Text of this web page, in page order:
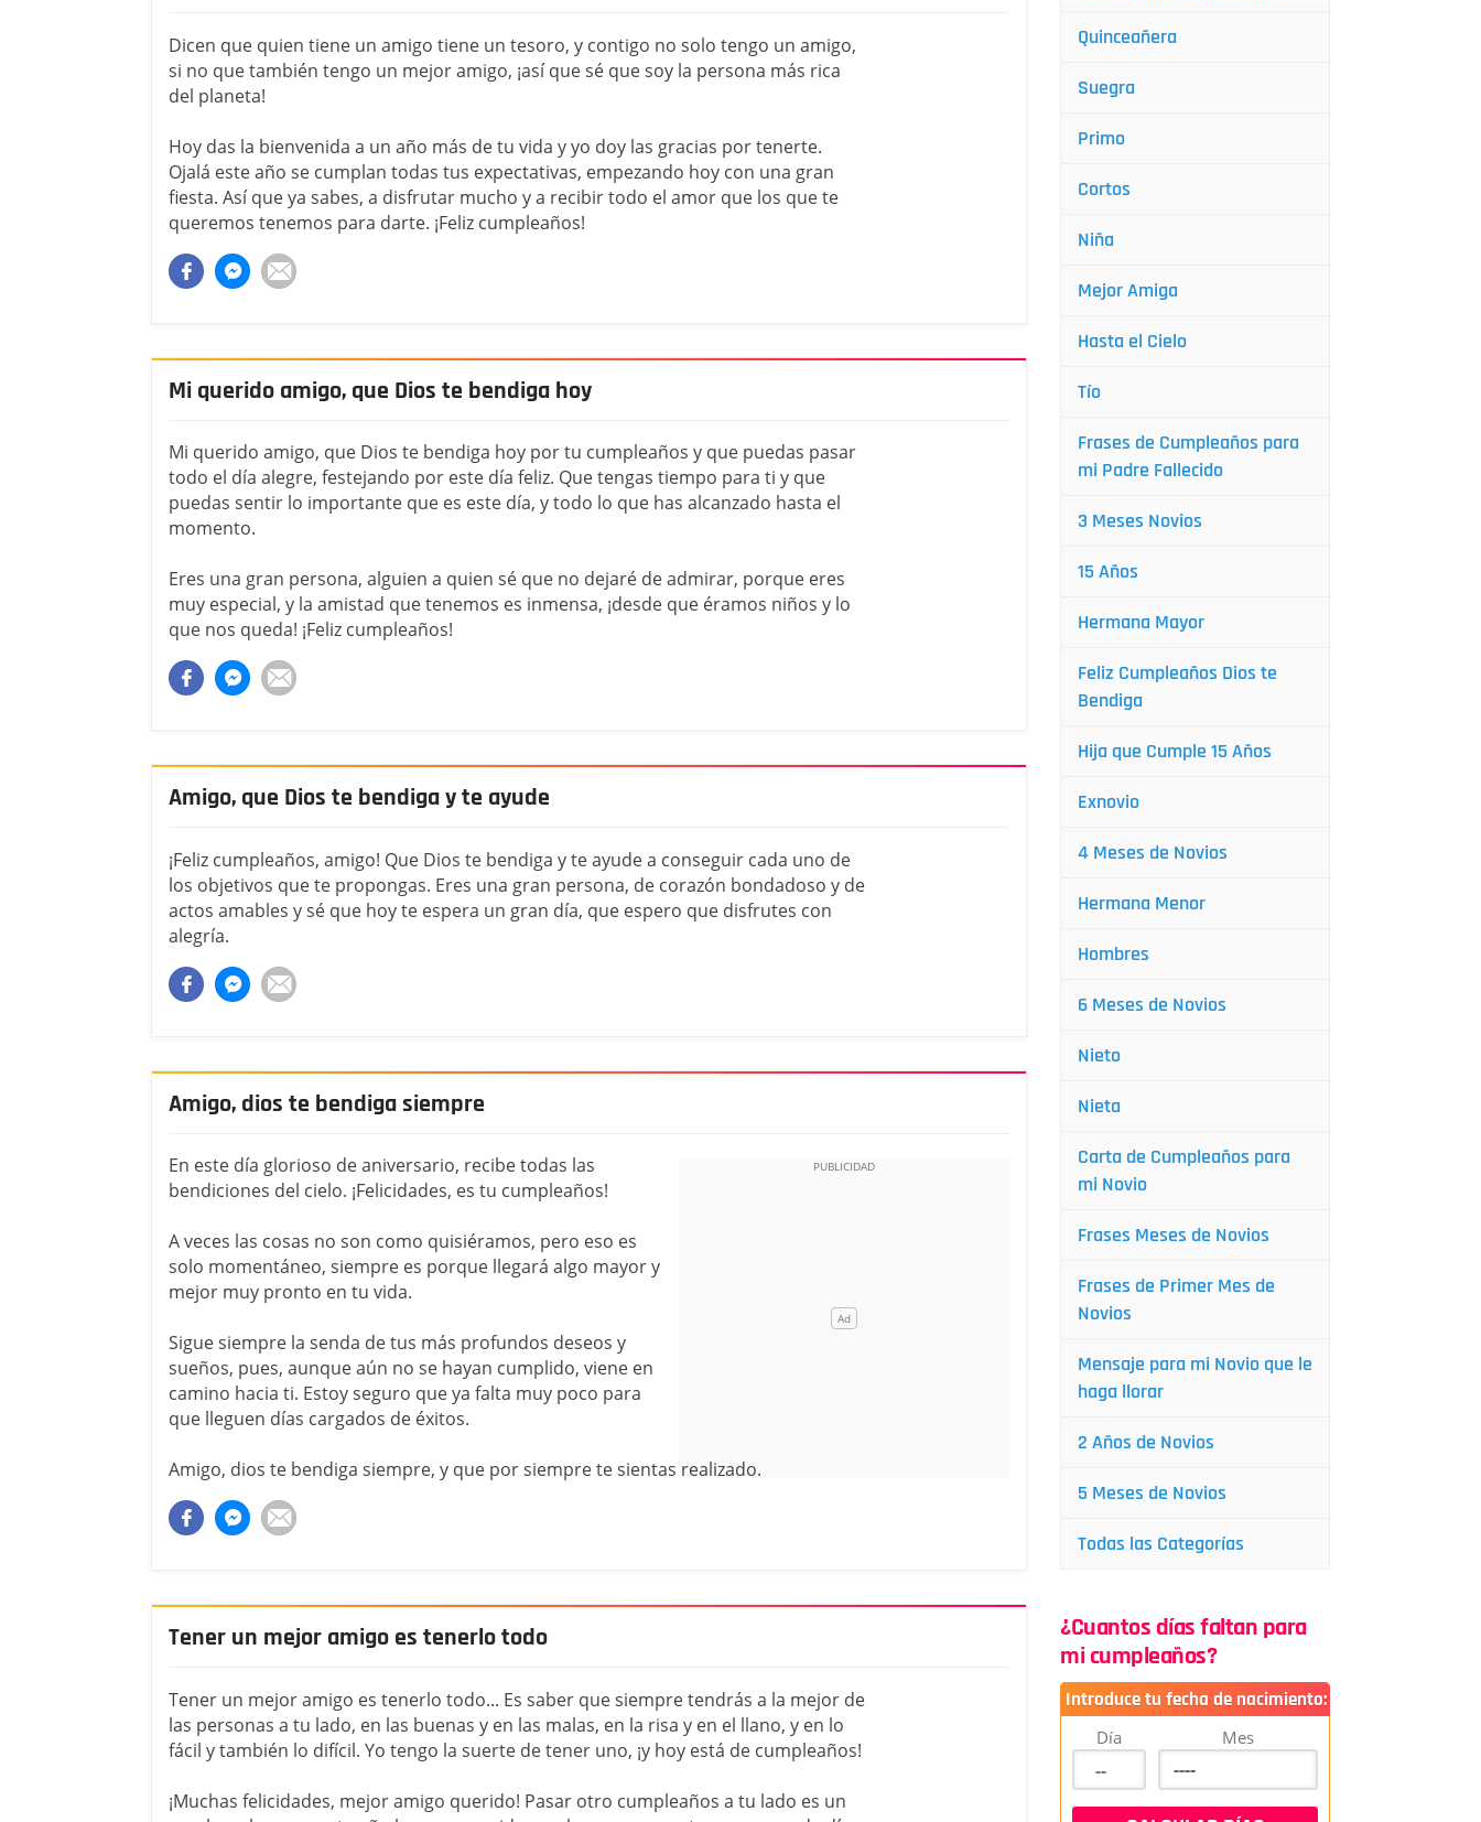
Dicen que quien tiene un amigo tiene un tesoro, y contigo no solo tengo un amigo,
si no que también tengo un mejor amigo, ¡así que sé que soy la persona más rica
del planeta!
Hoy das la bienvenida a un año más de tu vida y yo doy las gracias por tenerte.
Ojalá este año se cumplan todas tus expectativas, empezando hoy con una gran
fiesta. Así que ya sabes, a disfrutar mucho y a recibir todo el amor que los que te
queremos tenemos para darte. ¡Feliz cumpleaños!
Mi querido amigo, que Dios te bendiga hoy
Mi querido amigo, que Dios te bendiga hoy por tu cumpleaños y que puedas pasar
todo el día alegre, festejando por este día feliz. Que tengas tiempo para ti y que
puedas sentir lo importante que es este día, y todo lo que has alcanzado hasta el
momento.
Eres una gran persona, alguien a quien sé que no dejaré de admirar, porque eres
muy especial, y la amistad que tenemos es inmensa, ¡desde que éramos niños y lo
que nos queda! ¡Feliz cumpleaños!
Amigo, que Dios te bendiga y te ayude
¡Feliz cumpleaños, amigo! Que Dios te bendiga y te ayude a conseguir cada uno de
los objetivos que te propongas. Eres una gran persona, de corazón bondadoso y de
actos amables y sé que hoy te espera un gran día, que espero que disfrutes con
alegría.
Amigo, dios te bendiga siempre
En este día glorioso de aniversario, recibe todas las
bendiciones del cielo. ¡Felicidades, es tu cumpleaños!
A veces las cosas no son como quisiéramos, pero eso es
solo momentáneo, siempre es porque llegará algo mayor y
mejor muy pronto en tu vida.
Sigue siempre la senda de tus más profundos deseos y
sueños, pues, aunque aún no se hayan cumplido, viene en
camino hacia ti. Estoy seguro que ya falta muy poco para
que lleguen días cargados de éxitos.
Amigo, dios te bendiga siempre, y que por siempre te sientas realizado.
Tener un mejor amigo es tenerlo todo
Tener un mejor amigo es tenerlo todo... Es saber que siempre tendrás a la mejor de
las personas a tu lado, en las buenas y en las malas, en la risa y en el llano, y en lo
fácil y también lo difícil. Yo tengo la suerte de tener uno, ¡y hoy está de cumpleaños!
¡Muchas felicidades, mejor amigo querido! Pasar otro cumpleaños a tu lado es un
Quinceañera
Suegra
Primo
Cortos
Niña
Mejor Amiga
Hasta el Cielo
Tío
Frases de Cumpleaños para
mi Padre Fallecido
3 Meses Novios
15 Años
Hermana Mayor
Feliz Cumpleaños Dios te
Bendiga
Hija que Cumple 15 Años
Exnovio
4 Meses de Novios
Hermana Menor
Hombres
6 Meses de Novios
Nieto
Nieta
Carta de Cumpleaños para
mi Novio
Frases Meses de Novios
Frases de Primer Mes de
Novios
Mensaje para mi Novio que le
haga llorar
2 Años de Novios
5 Meses de Novios
Todas las Categorías
¿Cuantos días faltan para
mi cumpleaños?
Introduce tu fecha de nacimiento:
Día Mes